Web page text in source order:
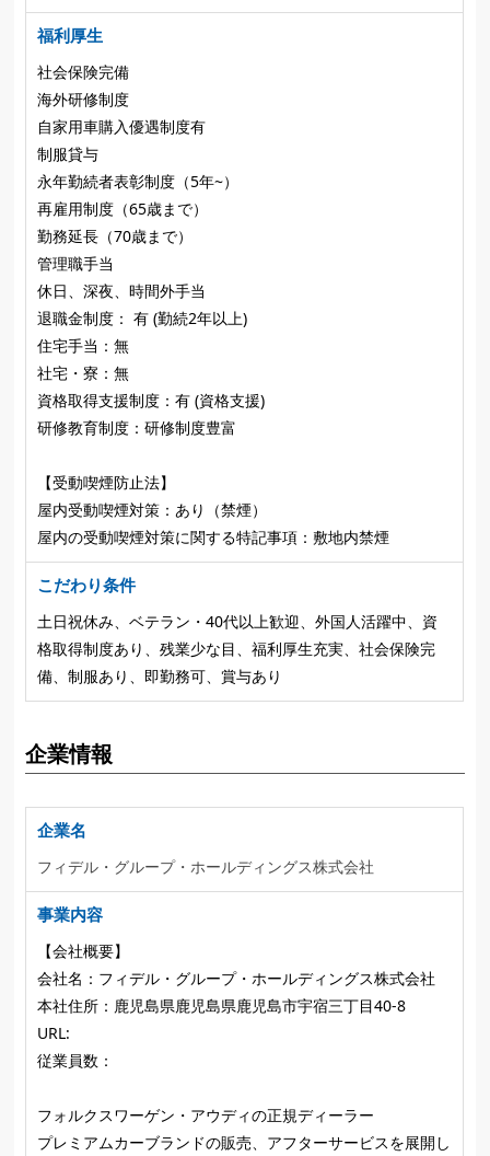
福利厚生
社会保険完備
海外研修制度
自家用車購入優遇制度有
制服貸与
永年勤続者表彰制度（5年~）
再雇用制度（65歳まで）
勤務延長（70歳まで）
管理職手当
休日、深夜、時間外手当
退職金制度： 有 (勤続2年以上)
住宅手当：無
社宅・寮：無
資格取得支援制度：有 (資格支援)
研修教育制度：研修制度豊富
【受動喫煙防止法】
屋内受動喫煙対策：あり（禁煙）
屋内の受動喫煙対策に関する特記事項：敷地内禁煙
こだわり条件
土日祝休み、ベテラン・40代以上歓迎、外国人活躍中、資
格取得制度あり、残業少な目、福利厚生充実、社会保険完
備、制服あり、即勤務可、賞与あり
企業情報
企業名
フィデル・グループ・ホールディングス株式会社
事業内容
【会社概要】
会社名：フィデル・グループ・ホールディングス株式会社
本社住所：鹿児島県鹿児島県鹿児島市宇宿三丁目40-8
URL:
従業員数：
フォルクスワーゲン・アウディの正規ディーラー
プレミアムカーブランドの販売、アフターサービスを展開し